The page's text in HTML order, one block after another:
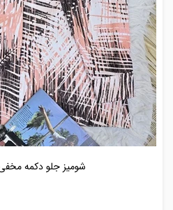
شومیز جلو دکمه